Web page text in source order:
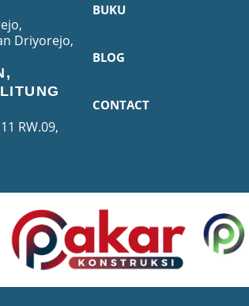
Driyorejo,
RW.09,
BUKU
BLOG
CONTACT